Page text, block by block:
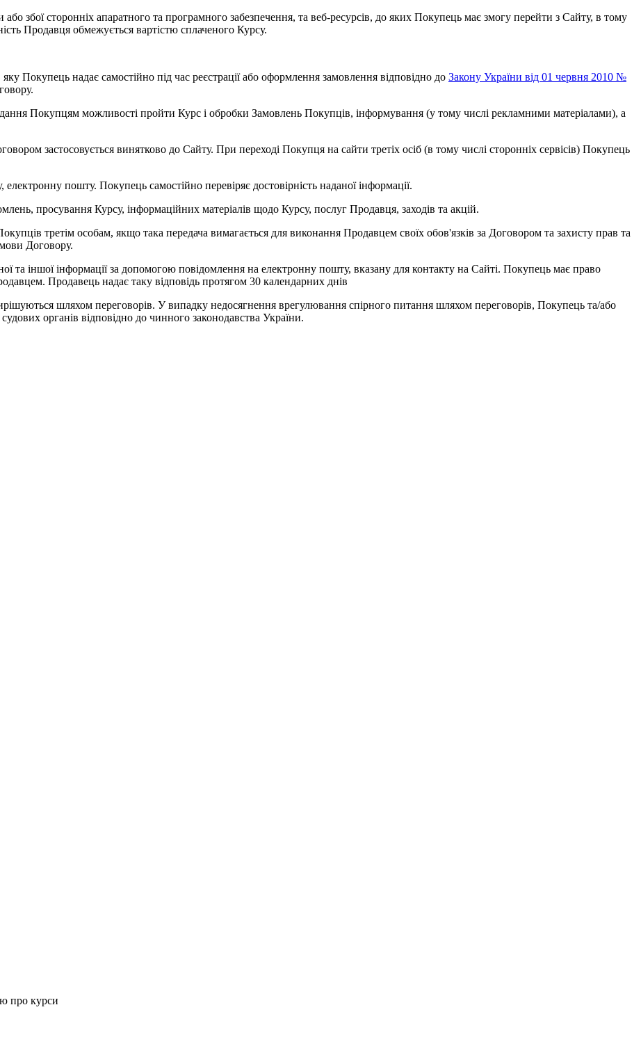
збої сторонніх апаратного та програмного забезпечення, та веб-ресурсів, до яких Покупець має змогу перейти з Сайту, в тому
Продавця обмежується вартістю сплаченого Курсу.
Покупець надає самостійно під час реєстрації або оформлення замовлення відповідно до Закону України від 01 червня 2010 №
Покупцям можливості пройти Курс і обробки Замовлень Покупців, інформування (у тому числі рекламними матеріалами), а
застосовується винятково до Сайту. При переході Покупця на сайти третіх осіб (в тому числі сторонніх сервісів) Покупець
пошту. Покупець самостійно перевіряє достовірність наданої інформації.
просування Курсу, інформаційних матеріалів щодо Курсу, послуг Продавця, заходів та акцій.
третім особам, якщо така передача вимагається для виконання Продавцем своїх обов'язків за Договором та захисту прав та
Договору.
та іншої інформації за допомогою повідомлення на електронну пошту, вказану для контакту на Сайті. Покупець має право
Продавець надає таку відповідь протягом 30 календарних днів
шляхом переговорів. У випадку недосягнення врегулювання спірного питання шляхом переговорів, Покупець та/або
органів відповідно до чинного законодавства України.
про курси